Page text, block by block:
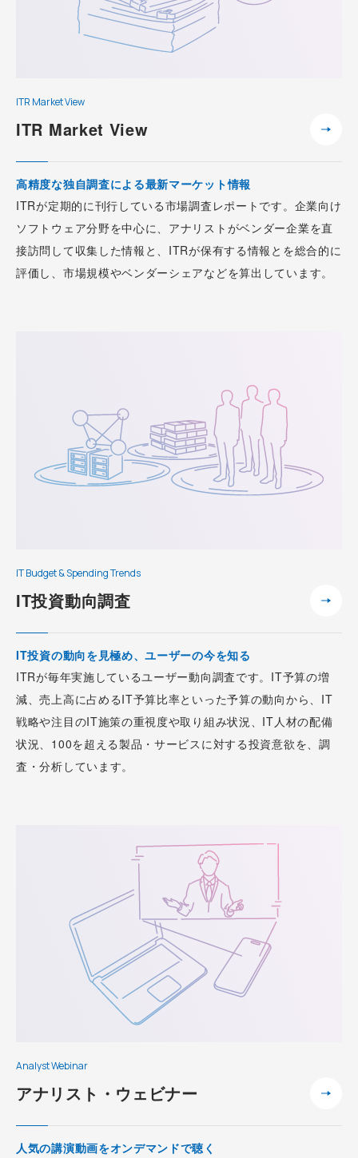
ITR Market View
ITR Market View
高精度な独自調査による最新マーケット情報
ITRが定期的に刊行している市場調査レポートです。企業向け
ソフトウェア分野を中心に、アナリストがベンダー企業を直
接訪問して収集した情報と、ITRが保有する情報とを総合的に
評価し、市場規模やベンダーシェアなどを算出しています。
IT Budget & Spending Trends
IT投資動向調査
IT投資の動向を見極め、ユーザーの今を知る
ITRが毎年実施しているユーザー動向調査です。IT予算の増
減、売上高に占めるIT予算比率といった予算の動向から、IT
戦略や注目のIT施策の重視度や取り組み状況、IT人材の配備
状況、100を超える製品・サービスに対する投資意欲を、調
査・分析しています。
Analyst Webinar
アナリスト・ウェビナー
人気の講演動画をオンデマンドで聴く